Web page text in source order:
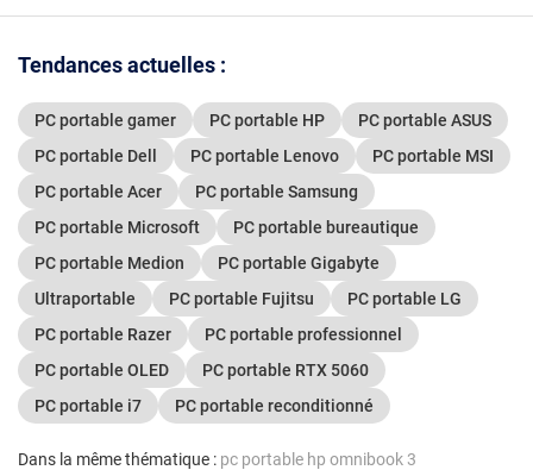
Tendances actuelles :
PC portable gamer PC portable HP
PC portable ASUS
PC portable Dell
PC portable Lenovo
PC portable MSI
PC portable Acer
PC portable Samsung
PC portable Microsoft
PC portable bureautique
PC portable Medion
PC portable Gigabyte
Ultraportable
PC portable Fujitsu
PC portable LG
PC portable Razer
PC portable professionnel
PC portable OLED
PC portable RTX 5060
PC portable i7
PC portable reconditionné
Dans la même thématique : pc portable hp omnibook 3